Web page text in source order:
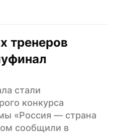
тренеров
стали
конкурса
«Россия — страна
сообщили в